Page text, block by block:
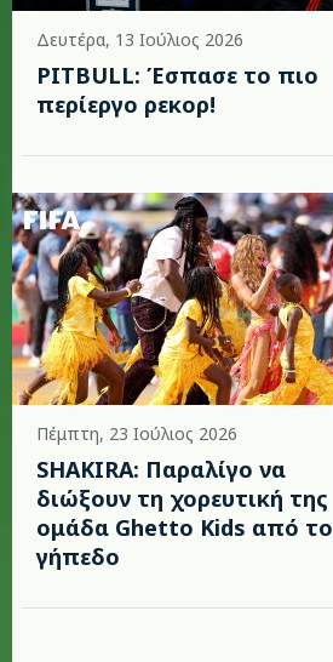
Δευτέρα, 13 Ιούλιος 2026
PITBULL: Έσπασε το πιο
περίεργο ρεκορ!
Πέμπτη, 23 Ιούλιος 2026
SHAKIRA: Παραλίγο να
διώξουν τη χορευτική της
ομάδα Ghetto Kids από το
γήπεδο